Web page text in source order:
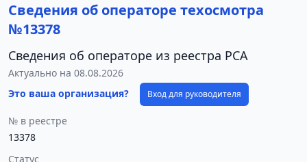
Сведения об операторе техосмотра
№13378
Сведения об операторе из реестра РСА
Актуально на 08.08.2026
Это ваша организация?
Вход для руководителя
№ в реестре
13378
Статус